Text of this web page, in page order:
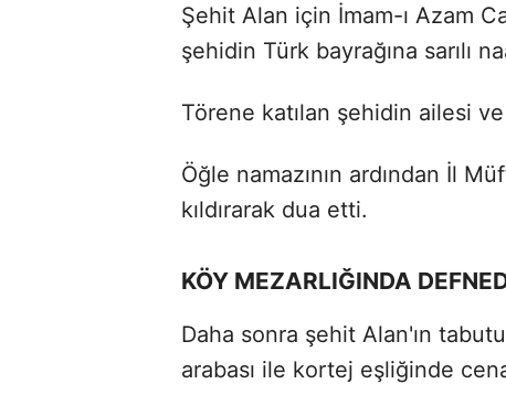
Şehit Alan için İmam-ı Azam
şehidin Türk bayrağına sarılı
Törene katılan şehidin ailesi ve
Öğle namazının ardından İl
kıldırarak dua etti.
KÖY MEZARLIĞINDA
Daha sonra şehit Alan'ın
arabası ile kortej eşliğinde